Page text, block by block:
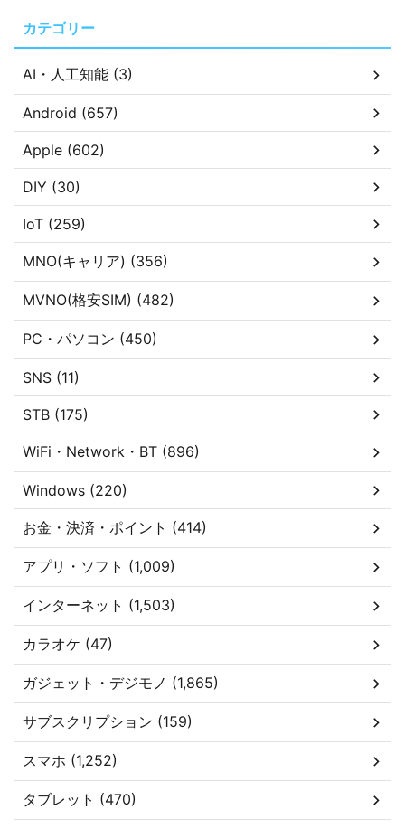
カテゴリー
AI・人工知能 (3)
Android (657)
Apple (602)
DIY (30)
IoT (259)
MNO(キャリア) (356)
MVNO(格安SIM) (482)
PC・パソコン (450)
SNS (11)
STB (175)
WiFi・Network・BT (896)
Windows (220)
お金・決済・ポイント (414)
アプリ・ソフト (1,009)
インターネット (1,503)
カラオケ (47)
ガジェット・デジモノ (1,865)
サブスクリプション (159)
スマホ (1,252)
タブレット (470)